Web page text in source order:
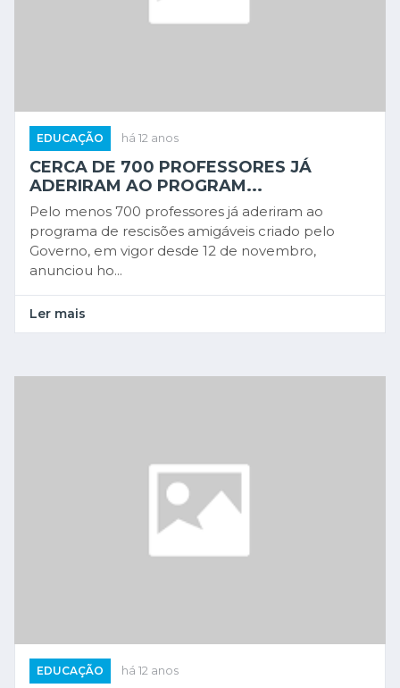
EDUCAÇÃO há 12 anos
CERCA DE 700 PROFESSORES JÁ
ADERIRAM AO PROGRAM...
Pelo menos 700 professores já aderiram ao
programa de rescisões amigáveis criado pelo
Governo, em vigor desde 12 de novembro,
anunciou ho...
Ler mais
EDUCAÇÃO há 12 anos